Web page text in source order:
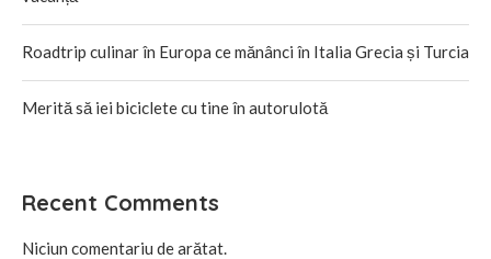
Roadtrip culinar în Europa ce mănânci în Italia Grecia și Turcia
Merită să iei biciclete cu tine în autorulotă
Recent Comments
Niciun comentariu de arătat.